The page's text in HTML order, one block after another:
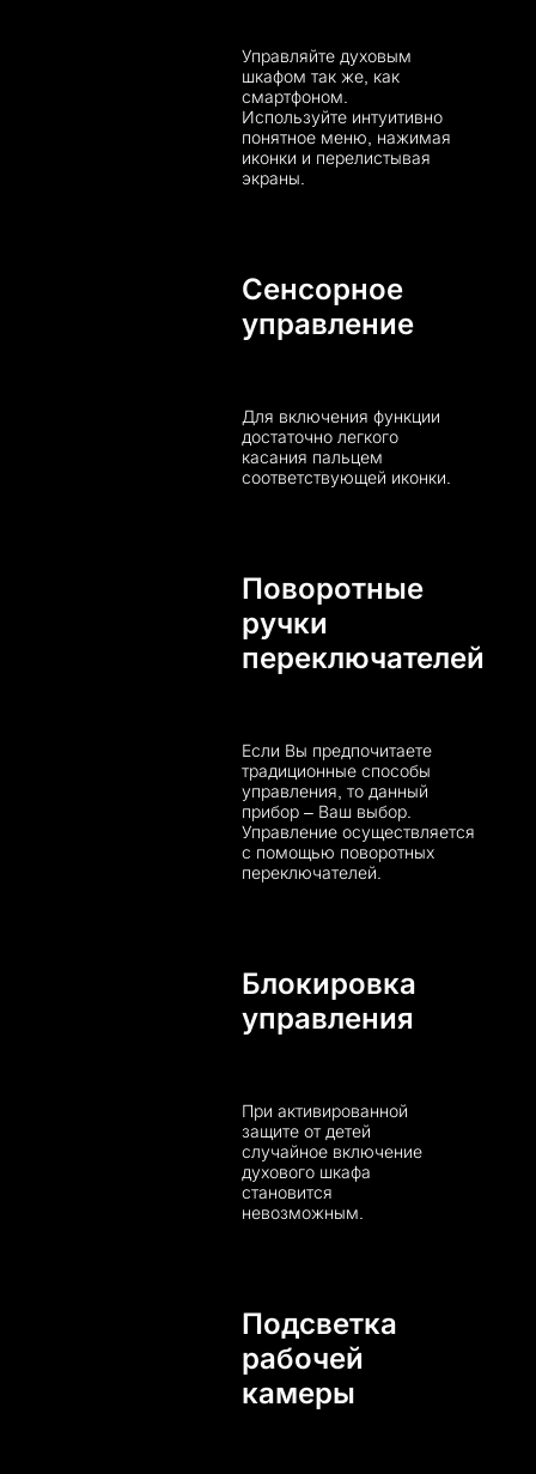
Управляйте духовым
шкафом так же, как
смартфоном.
Используйте интуитивно
понятное меню, нажимая
иконки и перелистывая
экраны.
Сенсорное
управление
Для включения функции
достаточно легкого
касания пальцем
соответствующей иконки.
Поворотные
ручки
переключателей
Если Вы предпочитаете
традиционные способы
управления, то данный
прибор – Ваш выбор.
Управление осуществляется
с помощью поворотных
переключателей.
Блокировка
управления
При активированной
защите от детей
случайное включение
духового шкафа
становится
невозможным.
Подсветка
рабочей
камеры